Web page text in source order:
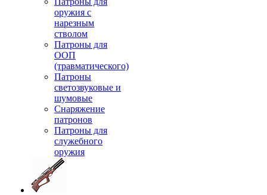
оружия с
нарезным
стволом
Патроны для
ООП
(травматического)
Патроны
светозвуковые и
шумовые
Снаряжение
патронов
Патроны для
служебного
оружия